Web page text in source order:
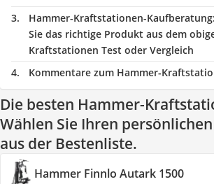
Hammer-Kraftstationen-Kaufberatung
Sie das richtige Produkt aus dem
Kraftstationen Test oder Vergleich
Kommentare zum Hammer-
Die besten Hammer-
Wählen Sie Ihren
aus der Bestenliste.
Hammer Finnlo Autark 1500